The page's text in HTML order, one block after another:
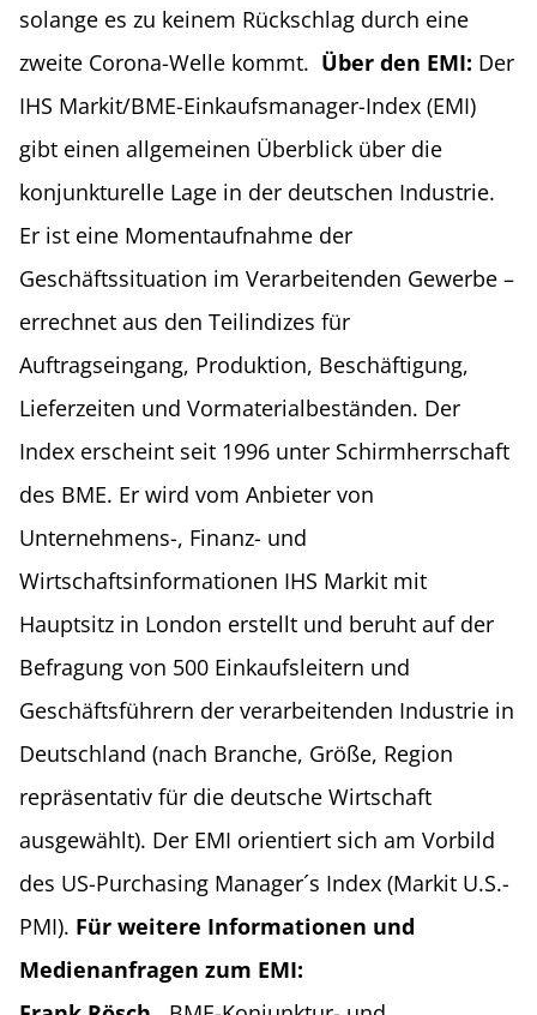
solange es zu keinem Rückschlag durch eine
zweite Corona-Welle kommt. Über den EMI: Der
IHS Markit/BME-Einkaufsmanager-Index (EMI)
gibt einen allgemeinen Überblick über die
konjunkturelle Lage in der deutschen Industrie.
Er ist eine Momentaufnahme der
Geschäftssituation im Verarbeitenden Gewerbe –
errechnet aus den Teilindizes für
Auftragseingang, Produktion, Beschäftigung,
Lieferzeiten und Vormaterialbeständen. Der
Index erscheint seit 1996 unter Schirmherrschaft
des BME. Er wird vom Anbieter von
Unternehmens-, Finanz- und
Wirtschaftsinformationen IHS Markit mit
Hauptsitz in London erstellt und beruht auf der
Befragung von 500 Einkaufsleitern und
Geschäftsführern der verarbeitenden Industrie in
Deutschland (nach Branche, Größe, Region
repräsentativ für die deutsche Wirtschaft
ausgewählt). Der EMI orientiert sich am Vorbild
des US-Purchasing Manager´s Index (Markit U.S.-
PMI). Für weitere Informationen und
Medienanfragen zum EMI: